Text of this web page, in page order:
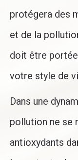
protégera des
et de la
doit être
votre style de
Dans une
pollution ne se
antioxydants